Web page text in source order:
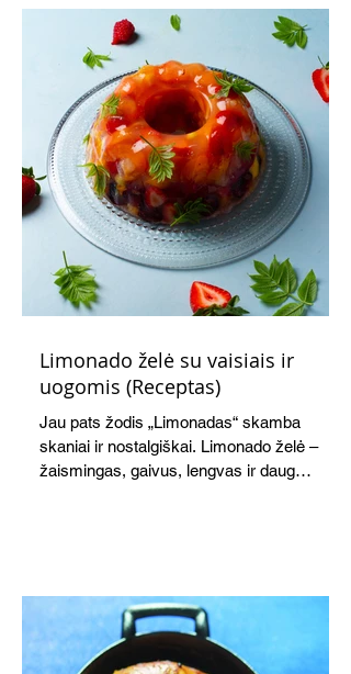
Limonado želė su vaisiais ir
uogomis (Receptas)
Jau pats žodis „Limonadas“ skamba
skaniai ir nostalgiškai. Limonado želė –
žaismingas, gaivus, lengvas ir daug